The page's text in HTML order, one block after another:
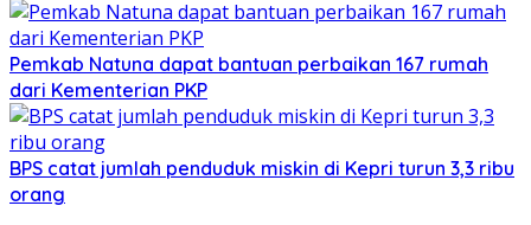
Pemkab Natuna dapat bantuan perbaikan 167 rumah
dari Kementerian PKP
BPS catat jumlah penduduk miskin di Kepri turun 3,3 ribu
orang